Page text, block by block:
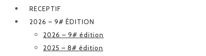
RECEPTIF
2026 – 9# ÉDITION
2026 – 9# édition
2025 – 8# édition